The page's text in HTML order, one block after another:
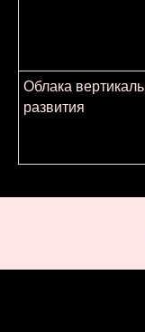
Облака
развития